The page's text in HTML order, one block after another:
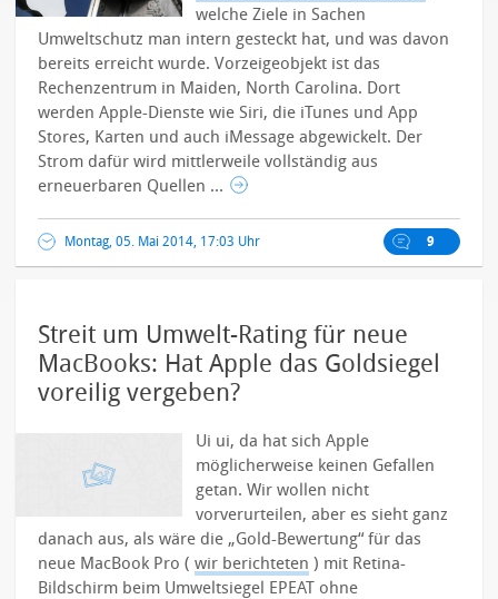
welche Ziele in Sachen
Umweltschutz man intern gesteckt hat, und was davon
bereits erreicht wurde. Vorzeigeobjekt ist das
Rechenzentrum in Maiden, North Carolina. Dort
werden Apple-Dienste wie Siri, die iTunes und App
Stores, Karten und auch iMessage abgewickelt. Der
Strom dafür wird mittlerweile vollständig aus
erneuerbaren Quellen ...
Montag, 05. Mai 2014, 17:03 Uhr 9
Streit um Umwelt-Rating für neue
MacBooks: Hat Apple das Goldsiegel
voreilig vergeben?
Ui ui, da hat sich Apple
möglicherweise keinen Gefallen
getan. Wir wollen nicht
vorverurteilen, aber es sieht ganz
danach aus, als wäre die „Gold-Bewertung“ für das
neue MacBook Pro (wir berichteten ) mit Retina-
Bildschirm beim Umweltsiegel EPEAT ohne